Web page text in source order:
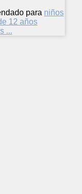
para niños
12 años
...